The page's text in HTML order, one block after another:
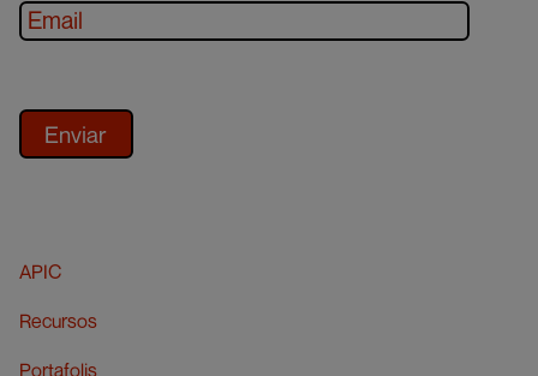
APIC
Recursos
Portafolis